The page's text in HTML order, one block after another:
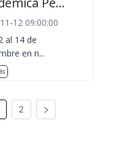
12 09:00:00
al 14 de
en n...
2